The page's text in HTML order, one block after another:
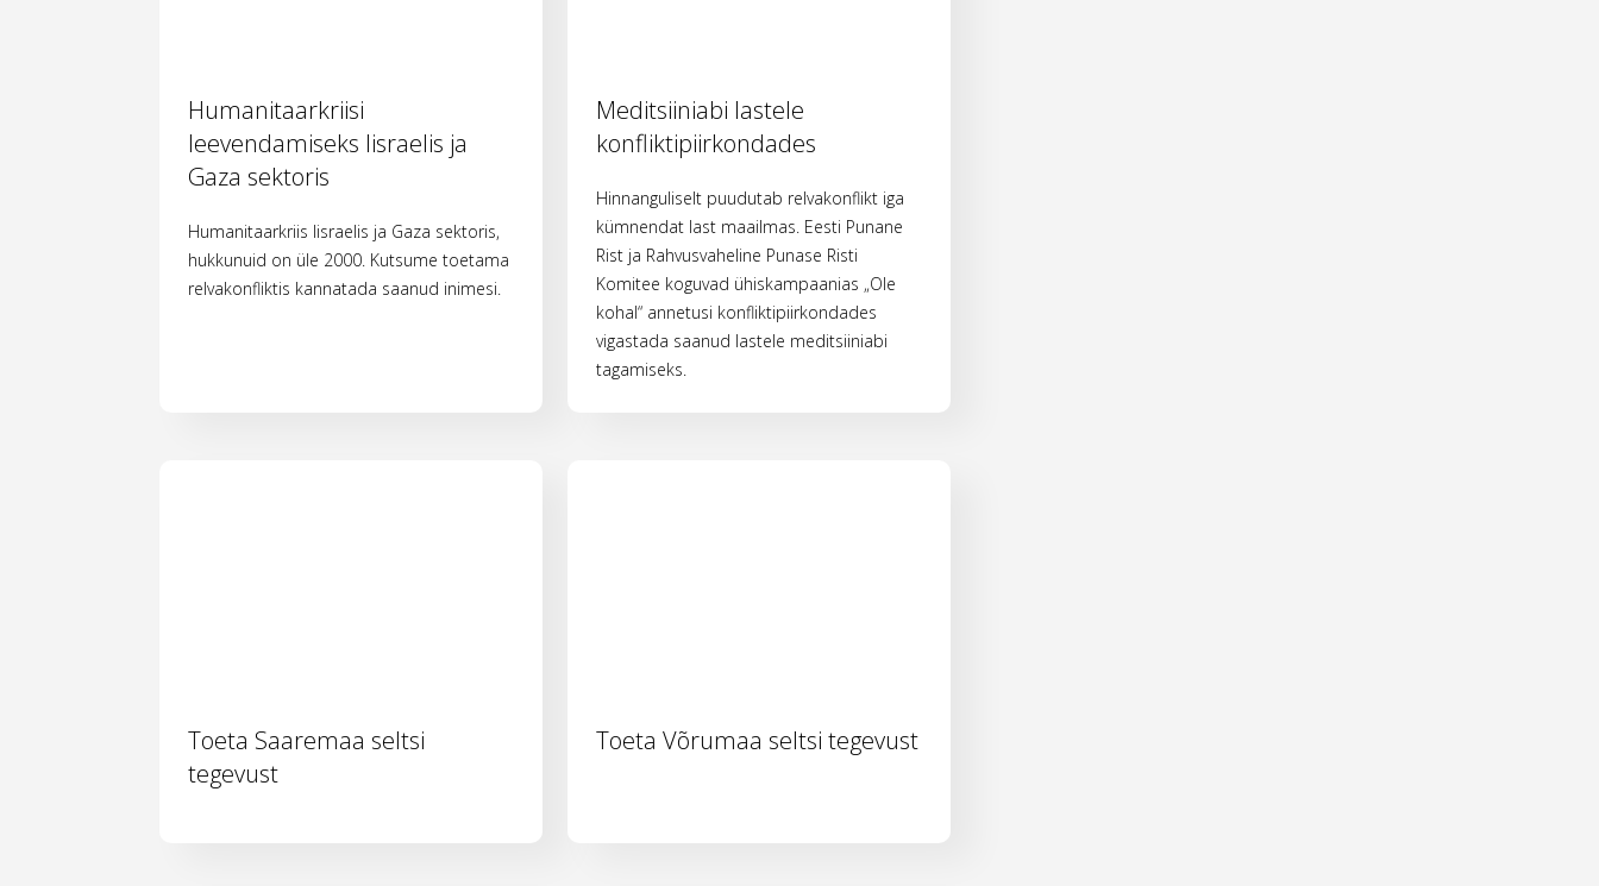
Humanitaarkriisi
leevendamiseks Iisraelis ja
Gaza sektoris
Humanitaarkriis Iisraelis ja Gaza sektoris,
hukkunuid on üle 2000. Kutsume toetama
relvakonfliktis kannatada saanud inimesi.
Meditsiiniabi lastele
konfliktipiirkondades
Hinnanguliselt puudutab relvakonflikt iga
kümnendat last maailmas. Eesti Punane
Rist ja Rahvusvaheline Punase Risti
Komitee koguvad ühiskampaanias „Ole
kohal“ annetusi konfliktipiirkondades
vigastada saanud lastele meditsiiniabi
tagamiseks.
Toeta Saaremaa seltsi
tegevust
Toeta Võrumaa seltsi tegevust